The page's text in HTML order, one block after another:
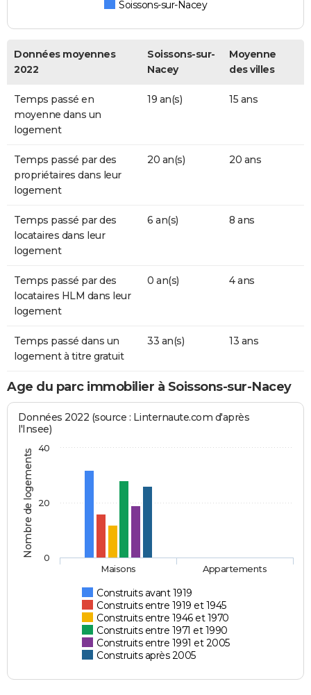
Soissons-sur-Nacey
Données moyennes
2022
Soissons-sur-
Nacey
Moyenne
des villes
Temps passé en
moyenne dans un
logement
19 an(s) 15 ans
Temps passé par des
propriétaires dans leur
logement
20 an(s) 20 ans
Temps passé par des
locataires dans leur
logement
6 an(s) 8 ans
Temps passé par des
locataires HLM dans leur
logement
0 an(s) 4 ans
Temps passé dans un
logement à titre gratuit
33 an(s) 13 ans
Age du parc immobilier à Soissons-sur-Nacey
Nombre de logements
Données 2022 (source : Linternaute.com d'après
l'Insee)
Construits avant 1919
Construits entre 1919 et 1945
Construits entre 1946 et 1970
Construits entre 1971 et 1990
Construits entre 1991 et 2005
Construits après 2005
Maisons Appartements
0
20
40